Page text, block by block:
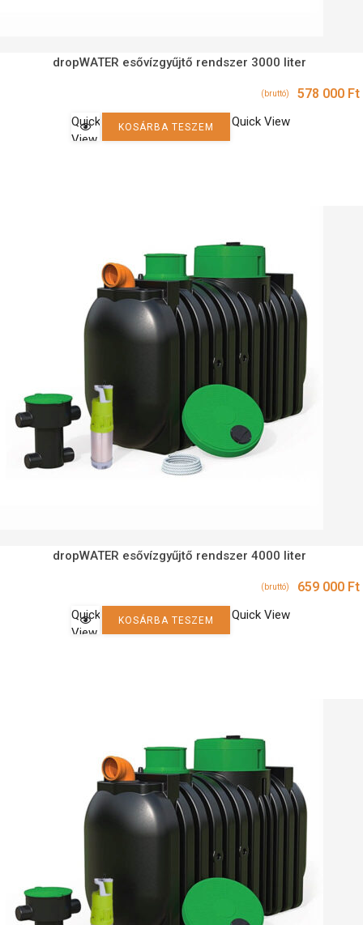
dropWATER esővízgyűjtő rendszer 3000 liter
578 000 Ft
(bruttó)
KOSÁRBA TESZEM Quick View
Quick
View
dropWATER esővízgyűjtő rendszer 4000 liter
659 000 Ft
(bruttó)
KOSÁRBA TESZEM Quick View
Quick
View